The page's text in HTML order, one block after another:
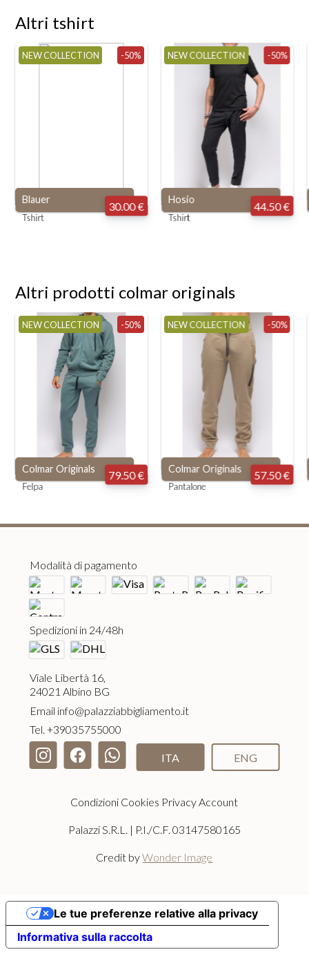
Altri tshirt
-50%
NEW COLLECTION
Blauer
Tshirt
30.00 €
-50%
NEW COLLECTION
Hosio
Tshirt
44.50 €
Altri prodotti colmar originals
-50%
NEW COLLECTION
Colmar Originals
Felpa
79.50 €
-50%
NEW COLLECTION
Colmar Originals
Pantalone
57.50 €
Modalità di pagamento
Spedizioni in 24/48h
Viale Libertà 16,
24021 Albino BG
Email info@palazziabbigliamento.it
Tel. +39035755000
ITA ENG
Condizioni Cookies PrivacyAccount
Palazzi S.R.L. | P.I./C.F. 03147580165
Credit byWonder Image
Informativa sulla raccolta
Le tue preferenze relative alla privacy